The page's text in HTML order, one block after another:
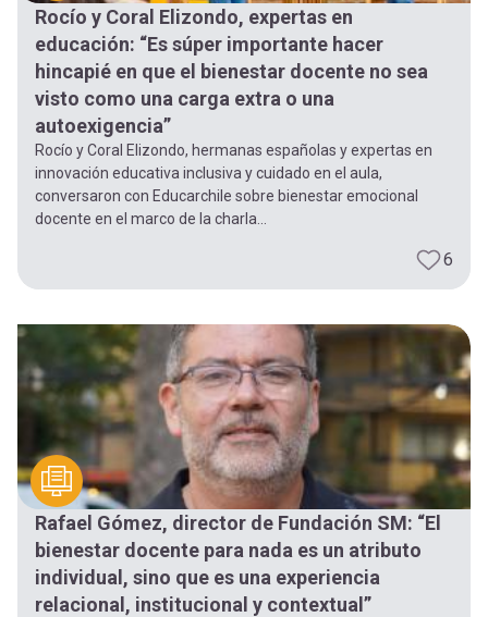
entrar
mi
cuenta
Rocío y Coral Elizondo, expertas en
educación: “Es súper importante hacer
hincapié en que el bienestar docente no sea
visto como una carga extra o una
autoexigencia”
Rocío y Coral Elizondo, hermanas españolas y expertas en
innovación educativa inclusiva y cuidado en el aula,
conversaron con Educarchile sobre bienestar emocional
docente en el marco de la charla...
6
Rafael Gómez, director de Fundación SM: “El
bienestar docente para nada es un atributo
individual, sino que es una experiencia
relacional, institucional y contextual”